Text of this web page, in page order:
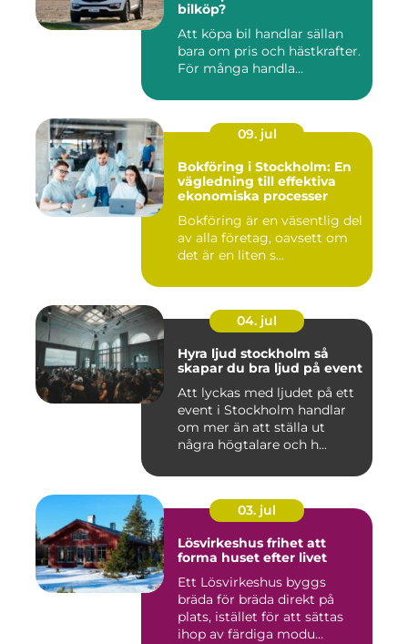
bilköp?
Att köpa bil handlar sällan
bara om pris och hästkrafter.
För många handla...
09. jul
Bokföring i Stockholm: En
vägledning till effektiva
ekonomiska processer
Bokföring är en väsentlig del
av alla företag, oavsett om
det är en liten s...
04. jul
Hyra ljud stockholm så
skapar du bra ljud på event
Att lyckas med ljudet på ett
event i Stockholm handlar
om mer än att ställa ut
några högtalare och h...
03. jul
Lösvirkeshus frihet att
forma huset efter livet
Ett Lösvirkeshus byggs
bräda för bräda direkt på
plats, istället för att sättas
ihop av färdiga modu...